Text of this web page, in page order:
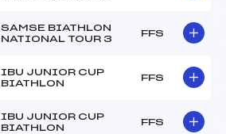
SAMSE BIATHLON
NATIONAL TOUR 3
FFS
IBU JUNIOR CUP
BIATHLON
FFS
IBU JUNIOR CUP
BIATHLON
FFS